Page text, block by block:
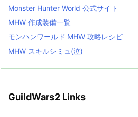
Monster Hunter World 公式サイト
MHW 作成装備一覧
モンハンワールド MHW 攻略レシピ
MHW スキルシミュ(泣)
GuildWars2 Links